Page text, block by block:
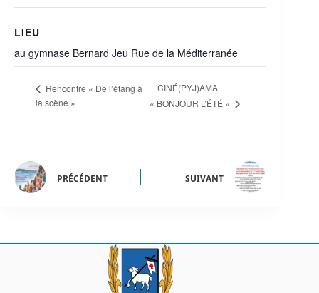
LIEU
au gymnase Bernard Jeu Rue de la Méditerranée
Rencontre « De l’étang à
la scène »
CINÉ(PYJ)AMA
« BONJOUR L’ÉTÉ »
PRÉCÉDENT SUIVANT